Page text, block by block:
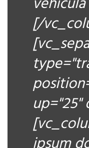
[/